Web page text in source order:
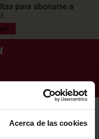
Acerca de las cookies
para abonarse a